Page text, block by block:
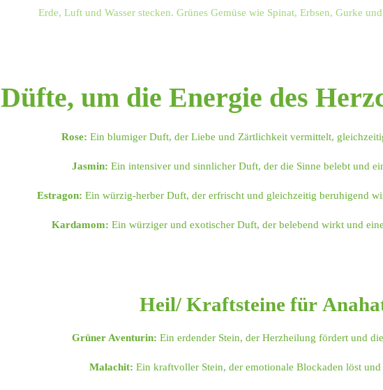
Erde, Luft und Wasser stecken. Grünes Gemüse wie Spinat, Erbsen, Gurke
Düfte, um die Energie des
Rose: Ein blumiger Duft, der Liebe und Zärtlichkeit vermittelt,
Jasmin: Ein intensiver und sinnlicher Duft, der die Sinne belebt und
Estragon: Ein würzig-herber Duft, der erfrischt und gleichzeitig beruhigend
Kardamom: Ein würziger und exotischer Duft, der belebend wirkt und
Heil/ Kraftsteine für
Grüner Aventurin: Ein erdender Stein, der Herzheilung fördert und
Malachit: Ein kraftvoller Stein, der emotionale Blockaden löst